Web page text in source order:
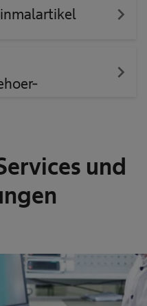
navigate_next
navigate_next
und